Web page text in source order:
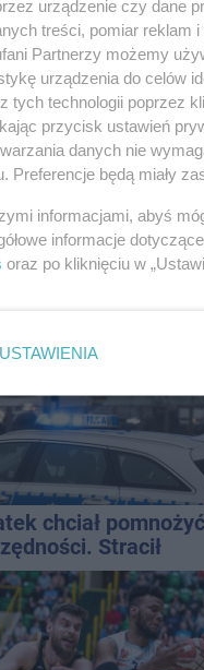
(10 osób na 1 km2).
chciał pomnożyć
Stracił
10 tys. zł
urządzenie czy dane
treści, pomiar reklam
Partnerzy możemy
urządzenia do celów
tych technologii poprzez
przycisk ustawień
danych nie
Preferencje będą miały
informacjami, abyś
informacje
oraz po kliknięciu w
USTAWIENIA